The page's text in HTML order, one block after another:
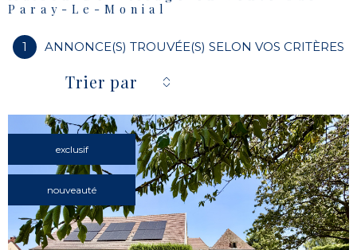
Paray-Le-Monial
1 ANNONCE(S) TROUVÉE(S) SELON VOS CRITÈRES
Trier par
exclusif
nouveauté